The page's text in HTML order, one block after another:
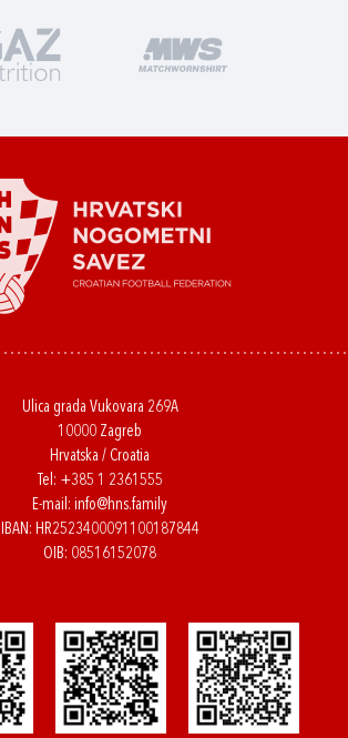
Ulica grada Vukovara 269A
10000 Zagreb
Hrvatska / Croatia
Tel: +385 1 2361555
E-mail: info@hns.family
IBAN: HR2523400091100187844
OIB: 08516152078